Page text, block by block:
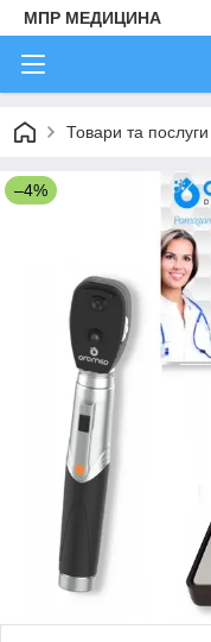
МПР МЕДИЦИНА
Товари та послуги
–4%